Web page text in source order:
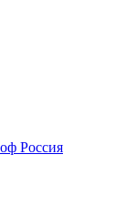
Россия